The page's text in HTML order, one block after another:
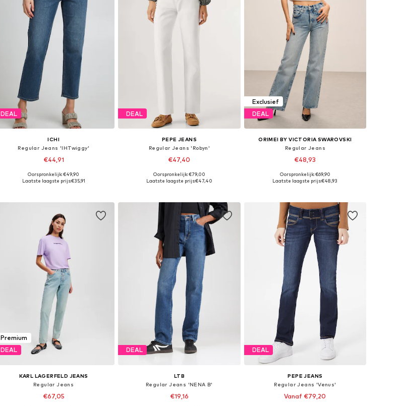
DEAL
ICHI
Regular Jeans 'IHTwiggy'
€44,91
+4
Beschikbaar in vele maten
Oorspronkelijk: €49,90
Laatste laagste prijs:€35,91
DEAL
PEPE JEANS
Regular Jeans 'Robyn'
€47,40
Beschikbaar in vele maten
Oorspronkelijk: €79,00
Laatste laagste prijs:€47,40
Exclusief
DEAL
ORIMEI BY VICTORIA SWAROVSKI
Regular Jeans
€48,93
Beschikbaar in vele maten
Oorspronkelijk: €69,90
Laatste laagste prijs:€48,93
Premium
DEAL
KARL LAGERFELD JEANS
Regular Jeans
€67,05
DEAL
LTB
Regular Jeans 'NENA B'
€19,16
DEAL
PEPE JEANS
Regular Jeans 'Venus'
Vanaf €79,20